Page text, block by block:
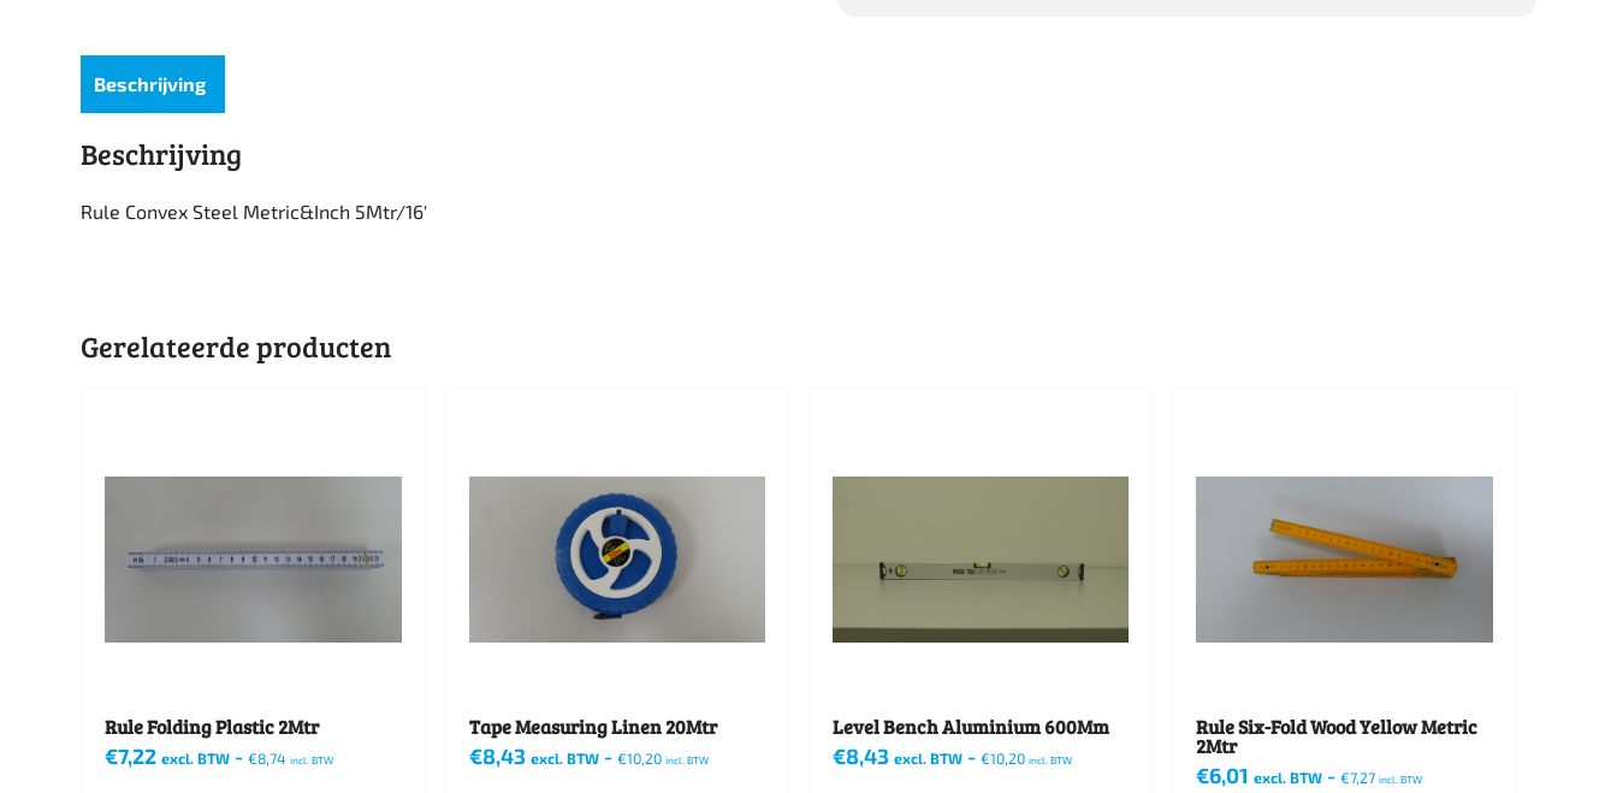
Beschrijving
Beschrijving
Rule Convex Steel Metric&Inch 5Mtr/16′
Gerelateerde producten
Rule Folding Plastic 2Mtr
€7,22 excl. BTW -€8,74 incl. BTW
Tape Measuring Linen 20Mtr
€8,43 excl. BTW- €10,20 incl. BTW
Level Bench Aluminium 600Mm
€8,43 excl. BTW - €10,20 incl. BTW
Rule Six-Fold Wood Yellow Metric
2Mtr
€6,01 excl. BTW -€7,27 incl. BTW